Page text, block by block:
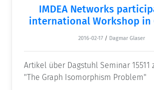
IMDEA Networks
international Workshop in
2016-02-17 / Dagmar Glaser
Artikel über Dagstuhl Seminar 15511
"The Graph Isomorphism Problem"